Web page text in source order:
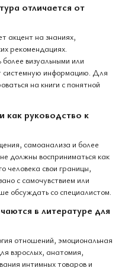
отличается от
акцент на знаниях,
рекомендациях.
визуальными или
системную информацию. Для
на книги с понятной
как руководство к
самоанализа и более
должны восприниматься как
человека свои границы,
с самочувствием или
обсуждать со специалистом.
в литературе для
отношений, эмоциональная
взрослых, анатомия,
интимных товаров и